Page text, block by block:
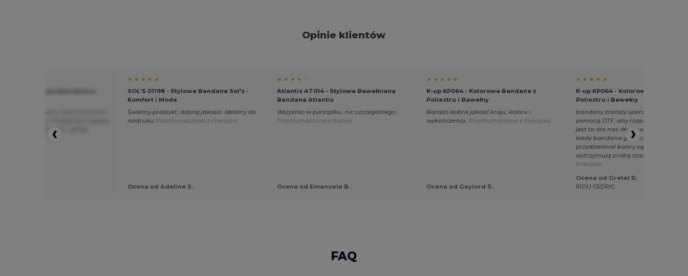
Opinie klientów
zarówno dla szyi, jak i głowy.
z Français
★ ★ ★ ★ ★
SOL'S 01198 - Stylowa Bandana Sol's -
Komfort i Moda
Świetny produkt, dobrej jakości. Idealny do
nadruku Przetłumaczono z Français
Ocena od Adeline S.
★ ★ ★ ★ ☆
Atlantis AT014 - Stylowa Bawełniana
Bandana Atlantis
Wszystko w porządku, nic szczególnego
Przetłumaczono z Italian
Ocena od Emanuele B.
★ ★ ★ ★ ★
K-up KP064 - Kolorowa Bandana z
Poliestru i Bawełny
Bardzo dobra jakość kroju, koloru i
wykończenia. Przetłumaczono z Français
Ocena od Gaylord S.
★ ★ ★ ★ ★
K-up KP064 - Kolorowa Bandana z
Poliestru i Bawełny
bandany zostały spersonalizowane
pomocą DTF, aby rozpoznać grupy
jest to dla nas długo wyczekiwany
kiedy bandana grupowa zostaje
przydzielona! kolory są bardzo jasne i
wytrzymują próbę czasu.
Français
Ocena od Gretel R.
RIOU CEDRIC
FAQ